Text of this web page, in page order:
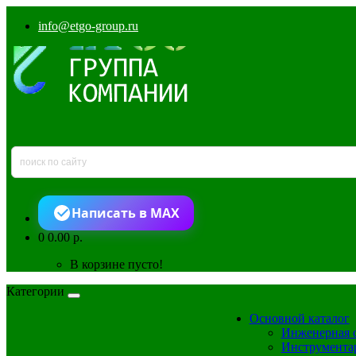
info@etgo-group.ru
Написать в MAX
00.00 р.
В корзине пусто!
Категории
Основной каталог
Инженерная